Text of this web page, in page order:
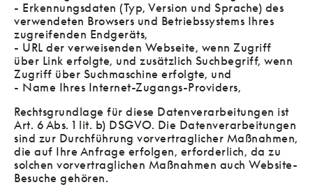
- Erkennungsdaten (Typ, Version und Sprache) des
verwendeten Browsers und Betriebssystems Ihres
zugreifenden Endgeräts,
- URL der verweisenden Webseite, wenn Zugriff
über Link erfolgte, und zusätzlich Suchbegriff, wenn
Zugriff über Suchmaschine erfolgte, und
- Name Ihres Internet-Zugangs-Providers,
Rechtsgrundlage für diese Datenverarbeitungen ist
Art. 6 Abs. 1 lit. b) DSGVO. Die Datenverarbeitungen
sind zur Durchführung vorvertraglicher Maßnahmen,
die auf Ihre Anfrage erfolgen, erforderlich, da zu
solchen vorvertraglichen Maßnahmen auch Website-
Besuche gehören.